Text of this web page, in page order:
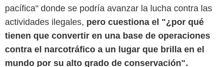
pacífica" donde se podría avanzar la lucha contra las
actividades ilegales, pero cuestiona el "¿por qué
tienen que convertir en una base de operaciones
contra el narcotráfico a un lugar que brilla en el
mundo por su alto grado de conservación".